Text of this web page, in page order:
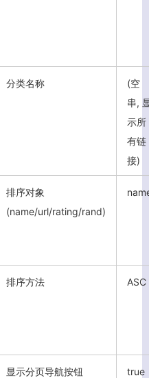
分类名称
(空
串,
示所
有链
接)
排序对象
(name/url/rating/rand)
排序方法 ASC
显示分页导航按钮 true
客服小美